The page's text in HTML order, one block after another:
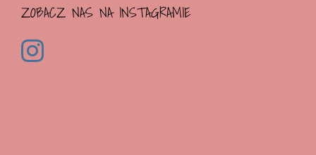
ZOBACZ NAS NA INSTAGRAMIE